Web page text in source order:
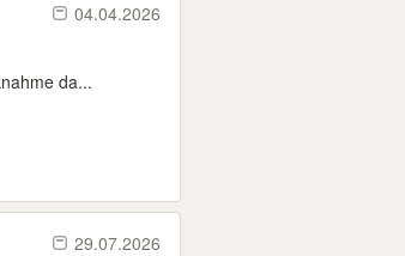
04.04.2026
da...
29.07.2026